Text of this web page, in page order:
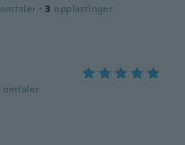
omtaler · 3 opplastinger
omtaler